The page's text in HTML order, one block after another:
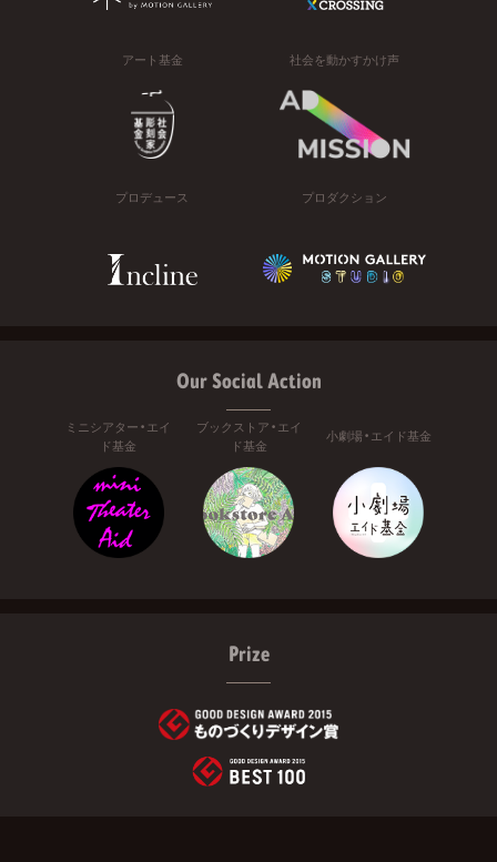
アート基金 社会を動かすかけ声
プロデュース プロダクション
Our Social Action
ミニシアター・エイ
ド基金
ブックストア・エイ
ド基金
小劇場・エイド基金
Prize